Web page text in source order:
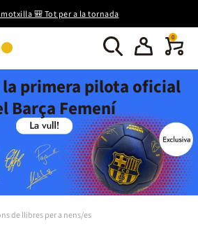
🎒 Tot per a la tornada
0
la primera pilota oficial
Barça Femení
de llibres per a nens/es